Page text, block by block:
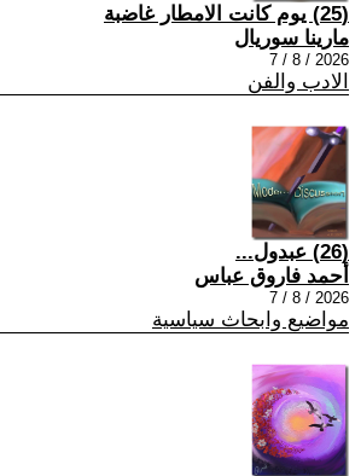
(25) يوم كانت الامطار غاضبة
مارينا سوريال
2026 / 8 / 7
الادب والفن
(26) عبدول...
أحمد فاروق عباس
2026 / 8 / 7
مواضيع وابحاث سياسية